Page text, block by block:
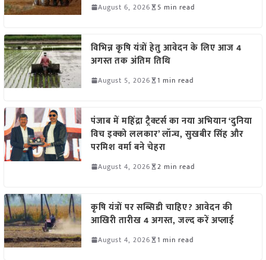
August 6, 2026 5 min read
विभिन्न कृषि यंत्रों हेतु आवेदन के लिए आज 4
अगस्त तक अंतिम तिथि
August 5, 2026 1 min read
पंजाब में महिंद्रा ट्रैक्टर्स का नया अभियान ‘दुनिया
विच इक्को ललकार’ लॉन्च, सुखबीर सिंह और
परमिश वर्मा बने चेहरा
August 4, 2026 2 min read
कृषि यंत्रों पर सब्सिडी चाहिए? आवेदन की
आखिरी तारीख 4 अगस्त, जल्द करें अप्लाई
August 4, 2026 1 min read